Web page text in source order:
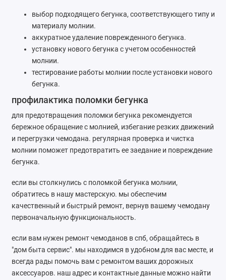
выбор подходящего бегунка, соответствующего типу и
материалу молнии.
аккуратное удаление поврежденного бегунка.
установку нового бегунка с учетом особенностей
молнии.
тестирование работы молнии после установки нового
бегунка.
профилактика поломки бегунка
для предотвращения поломки бегунка рекомендуется
бережное обращение с молнией, избегание резких движений
и перегрузки чемодана. регулярная проверка и чистка
молнии поможет предотвратить ее заедание и повреждение
бегунка.
если вы столкнулись с поломкой бегунка молнии,
обратитесь в нашу мастерскую. мы обеспечим
качественный и быстрый ремонт, вернув вашему чемодану
первоначальную функциональность.
если вам нужен ремонт чемоданов в спб, обращайтесь в
"дом быта сервис". мы находимся в удобном для вас месте, и
всегда рады помочь вам с ремонтом ваших дорожных
аксессуаров. наш адрес и контактные данные можно найти